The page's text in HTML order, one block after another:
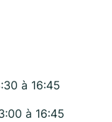
à 16:45
à 16:45